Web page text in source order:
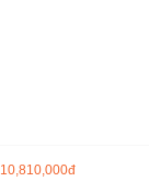
10,810,000đ